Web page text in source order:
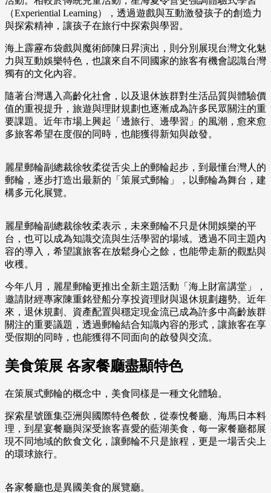
（Experiential Learning），透過遊戲與互動激發孩子的創造力
與探索精神，讓孩子在旅行中探索與學習。
海上霹靂布袋戲與魔術師陳日昇演出，則分別展現台灣文化魅
力與互動娛樂特色，也讓來自不同國家的旅客有機會認識台灣
獨有的文化內容。
隨著台灣邁入高齡化社會，以及退休族群對生活品質與體驗價
值的重視提升，旅遊與理財規劃也逐漸成為許多民眾關注的重
要課題。近年市場上興起「邊旅行、邊學習」的風潮，愈來愈
多旅客希望在度假的同時，也能獲得新知與啟發。
麗星郵輪副總裁徐牧柔從舌尖上的郵輪起步，到最懂台灣人的
郵輪，逐步打造出最新的「策展式郵輪」，以郵輪為舞台，建
構多元化展覽。
麗星郵輪副總裁徐牧柔表示，未來郵輪不只是休閒娛樂的平
台，也可以成為知識交流與生活學習的場域。透過不同主題內
容的導入，希望讓旅客在放鬆身心之餘，也能帶走新的觀點與
收穫。
今年八月，麗星郵輪更推出全新主題活動「海上財富講堂」，
邀請財經專家陳重銘登船分享投資理財與退休規劃趨勢。近年
來，退休規劃、資產配置與穩定現金流已成為許多中高齡族群
關注的重要議題，透過郵輪結合知識內容的形式，讓旅客在享
受假期的同時，也能獲得不同面向的啟發與交流。
美食策展 各家餐廳盡顯特色
在策展式郵輪的概念中，美食同樣是一種文化體驗。
探索星號匯集亞洲與國際特色餐飲，從泰悅餐廳、海馬日本料
理，到星宴餐廳與深受旅客喜愛的藍湖美食，每一家餐廳都展
現不同地域的飲食文化，讓郵輪不只是旅程，更是一場舌尖上
的環球旅行。
各家餐廳也是異國美食的展覽廳。